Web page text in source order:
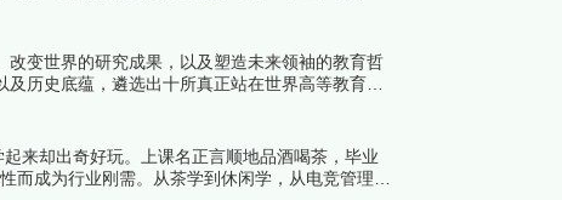
变世界的研究成果，以及塑造未来领袖的教育哲
历史底蕴，遴选出十所真正站在世界高等教育金
一章。下面跟着榜中榜编辑一起来看看详细名单
来却出奇好玩。上课名正言顺地品酒喝茶，毕业
而成为行业刚需。从茶学到休闲学，从电竞管理到